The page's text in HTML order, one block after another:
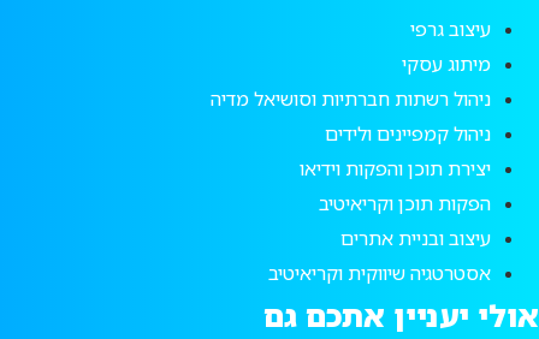
עיצוב גרפי
מיתוג עסקי
ניהול רשתות חברתיות וסושיאל מדיה
ניהול קמפיינים ולידים
יצירת תוכן והפקות וידיאו
הפקות תוכן וקריאיטיב
עיצוב ובניית אתרים
אסטרטגיה שיווקית וקריאיטיב
אולי יעניין אתכם גם